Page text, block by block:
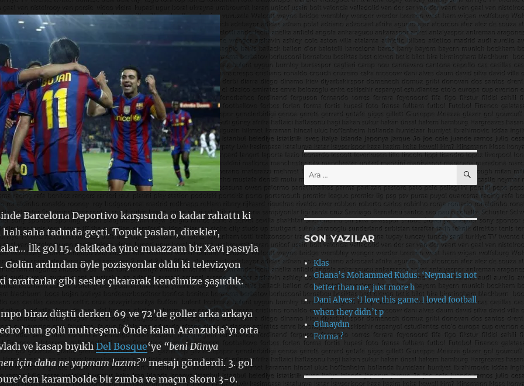
Barcelona Deportivo karşısında o kadar rahattı ki
saha tadında geçti. Topuk pasları, direkler,
İlk gol 15. dakikada yine muazzam bir Xavi pasıyla
Golün ardından öyle pozisyonlar oldu ki televizyon
taraftarlar gibi sesler çıkararak kendimize şaşırdık.
biraz düştü derken 69 ve 72’de goller arka arkaya
golü muhteşem. Önde kalan Aranzubia’yı orta
ve kasap bıyıklı Del Bosque‘ye “beni Dünya
için daha ne yapmam lazım?”mesajı gönderdi. 3. gol
karambolde bir zımba ve maçın skoru 3-0.
Ara: ARA
SON YAZILAR
Klas
Ghana’s Mohammed Kudus: ‘Neymar is not
better than me, just more h
Dani Alves: ‘I love this game. I loved football
when they didn’t p
Günaydın
Forma ?